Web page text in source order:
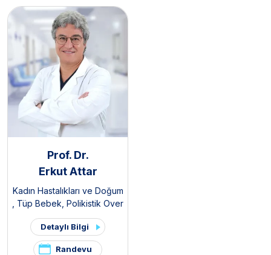
Prof. Dr.
Erkut Attar
Kadın Hastalıkları ve Doğum
Tüp Bebek Polikistik Over
Sendromu / PKOS ve
Hirsutizm Kliniği,Pelvik Ağrı
ve Endometriozis Kliniği
Detaylı Bilgi
Randevu